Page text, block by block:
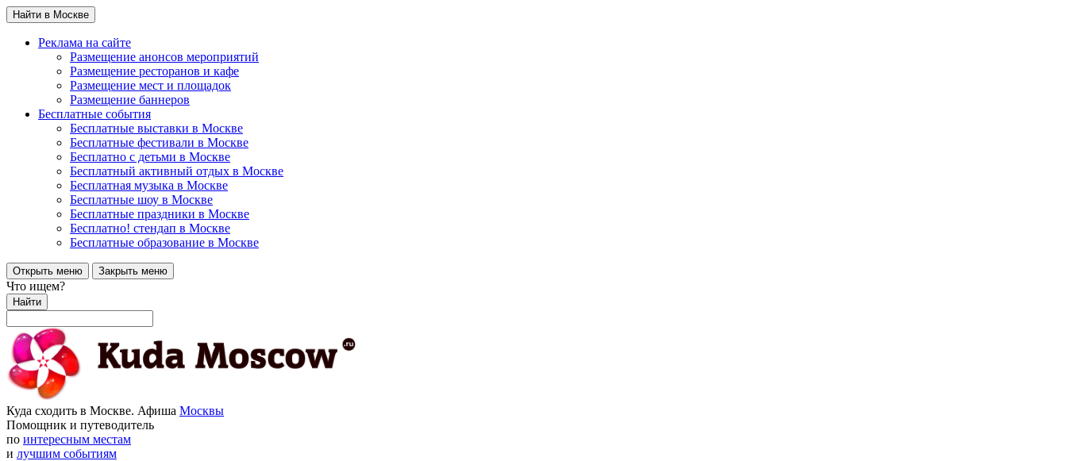
Найти в Москве
Реклама на сайте
Размещение анонсов мероприятий
Размещение ресторанов и кафе
Размещение мест и площадок
Размещение баннеров
Бесплатные события
Бесплатные выставки в Москве
Бесплатные фестивали в Москве
Бесплатно с детьми в Москве
Бесплатный активный отдых в Москве
Бесплатная музыка в Москве
Бесплатные шоу в Москве
Бесплатные праздники в Москве
Бесплатно! стендап в Москве
Бесплатные образование в Москве
Открыть меню Закрыть меню
Что ищем?
Найти
Куда сходить в Москве. Афиша Москвы
Помощник и путеводитель
по интересным местам
и лучшим событиям